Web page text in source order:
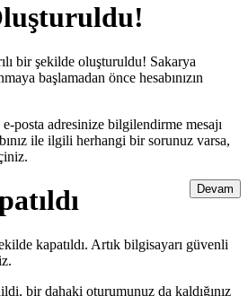
bir şekilde oluşturuldu! Sakarya
başlamadan önce hesabınızın
e-posta adresinize bilgilendirme mesajı
ile ilgili herhangi bir sorunuz varsa,
Devam
kapatıldı. Artık bilgisayarı güvenli
bir dahaki oturumunuz da kaldığınız